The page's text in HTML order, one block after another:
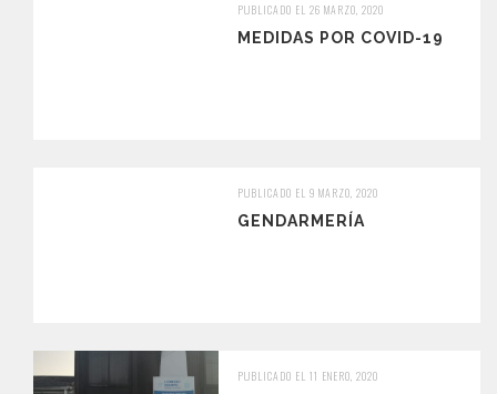
PUBLICADO EL 26 MARZO, 2020
MEDIDAS POR COVID-19
PUBLICADO EL 9 MARZO, 2020
GENDARMERÍA
PUBLICADO EL 11 ENERO, 2020